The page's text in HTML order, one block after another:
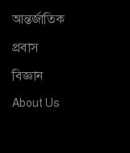
আন্তর্জাতিক
প্রবাস
বিজ্ঞান
About Us